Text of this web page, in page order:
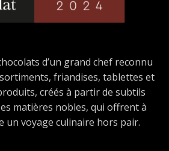
d’un grand chef reconnu
friandises, tablettes et
créés à partir de subtils
matières nobles, qui offrent à
un voyage culinaire hors pair.